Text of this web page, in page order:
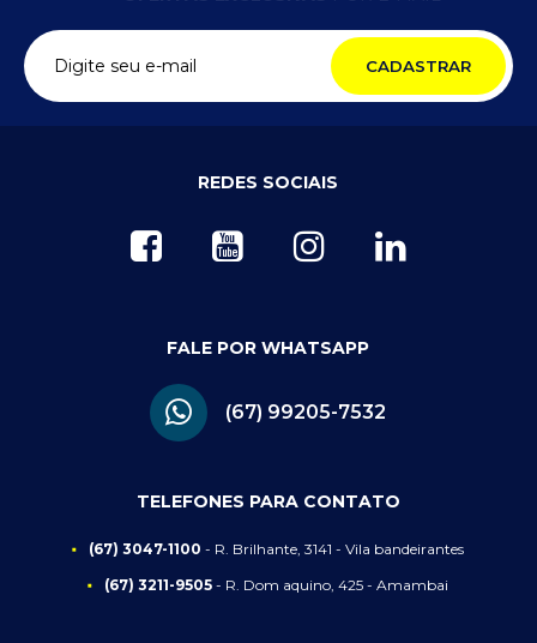
CADASTRAR
REDES SOCIAIS
FALE POR WHATSAPP
(67) 99205-7532
TELEFONES PARA CONTATO
(67) 3047-1100 - R. Brilhante, 3141 - Vila bandeirantes
(67) 3211-9505 - R. Dom aquino, 425 - Amambai